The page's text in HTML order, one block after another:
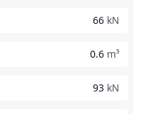
66 kN
0.6 m³
93 kN